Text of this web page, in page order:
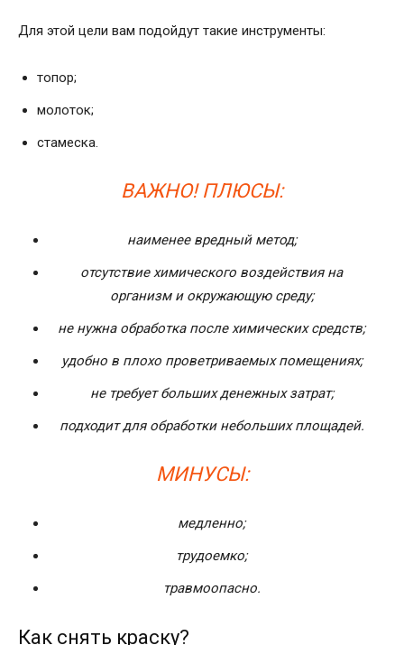
Для этой цели вам подойдут такие инструменты:
топор;
молоток;
стамеска.
ВАЖНО! ПЛЮСЫ:
наименее вредный метод;
отсутствие химического воздействия на
организм и окружающую среду;
не нужна обработка после химических средств;
удобно в плохо проветриваемых помещениях;
не требует больших денежных затрат;
подходит для обработки небольших площадей.
МИНУСЫ:
медленно;
трудоемко;
травмоопасно.
Как снять краску?